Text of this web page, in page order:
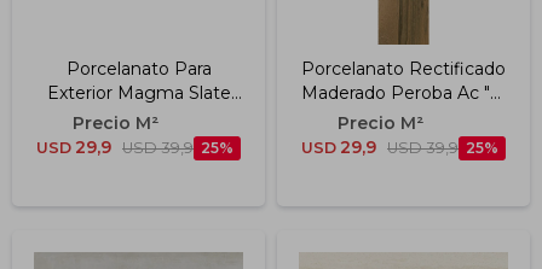
Porcelanato Para
Exterior Magma Slate
"a" 60x120 Cm
USD 29,9 USD 39,9 25
Porcelanato Rectificado
Maderado Peroba Ac "a"
19.7x120 Cm
USD 29,9 USD 39,9 25